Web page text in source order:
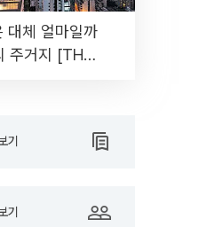
대체 얼마일까
주거지 [THE
기
기